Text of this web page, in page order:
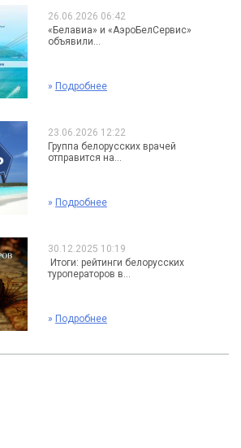
26.06.2026 06:42
«Белавиа» и «АэроБелСервис»
объявили...
» Подробнее
23.06.2026 12:22
Группа белорусских врачей
отправится на...
» Подробнее
30.12.2025 10:19
Итоги: рейтинги белорусских
туроператоров в...
» Подробнее